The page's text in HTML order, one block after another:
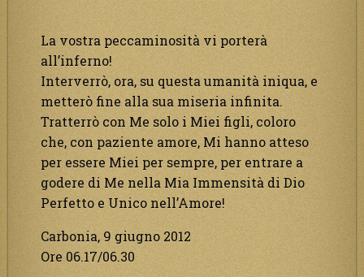
La vostra peccaminosità vi porterà
all’inferno!
Interverrò, ora, su questa umanità iniqua, e
metterò fine alla sua miseria infinita.
Tratterrò con Me solo i Miei figli, coloro
che, con paziente amore, Mi hanno atteso
per essere Miei per sempre, per entrare a
godere di Me nella Mia Immensità di Dio
Perfetto e Unico nell’Amore!
Carbonia, 9 giugno 2012
Ore 06.17/06.30